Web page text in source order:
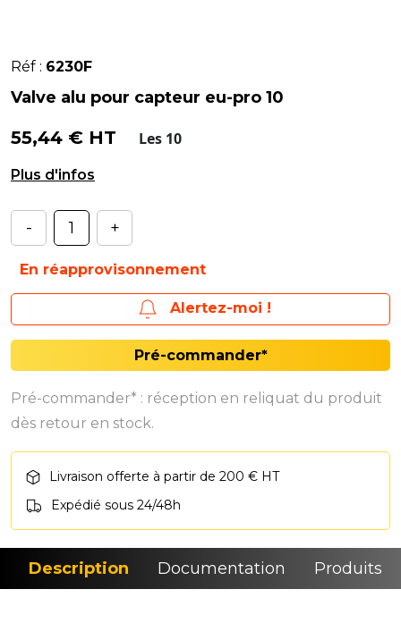
Réf : 6230F
Valve alu pour capteur eu-pro 10
55,44 € HT Les 10
Valve complète pour HAMATON (sans capteur)
- +
En réapprovisonnement
Alertez-moi !
Pré-commander*
Pré-commander* : réception en reliquat du produit
dès retour en stock.
Livraison offerte à partir de 200 € HT
Expédié sous 24/48h
Description Documentation Produits